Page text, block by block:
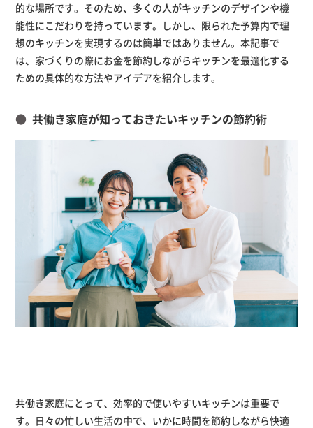
的な場所です。そのため、多くの人がキッチンのデザインや機
能性にこだわりを持っています。しかし、限られた予算内で理
想のキッチンを実現するのは簡単ではありません。本記事で
は、家づくりの際にお金を節約しながらキッチンを最適化する
ための具体的な方法やアイデアを紹介します。
共働き家庭が知っておきたいキッチンの節約術
共働き家庭にとって、効率的で使いやすいキッチンは重要で
す。日々の忙しい生活の中で、いかに時間を節約しながら快適